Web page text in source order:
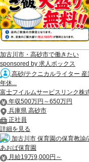
加古川市・高砂市で働きたい
sponsored by 求人ボックス
高砂/テクニカルライター
年休...
富士フイルムサービスリンク株
年収500万円～650万円
兵庫県 高砂市
正社員
詳細を見る
加古川市 保育園の保育教諭
あおば保育園
月給19万9,000円～